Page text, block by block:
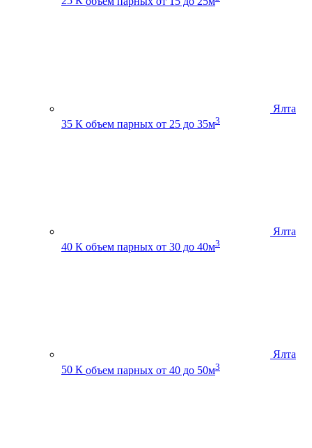
Ялта
35 К объем парных от 25 до 35м3
Ялта
40 К объем парных от 30 до 40м3
Ялта
50 К объем парных от 40 до 50м3